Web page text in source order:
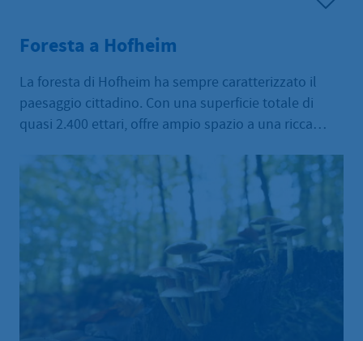
Foresta a Hofheim
La foresta di Hofheim ha sempre caratterizzato il
paesaggio cittadino. Con una superficie totale di
quasi 2.400 ettari, offre ampio spazio a una ricca